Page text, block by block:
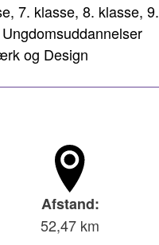
7. klasse, 8. klasse, 9.
og Design
Afstand:
52,47 km